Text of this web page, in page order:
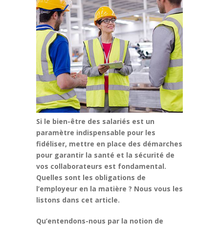
Si le bien-être des salariés est un
paramètre indispensable pour les
fidéliser, mettre en place des démarches
pour garantir la santé et la sécurité de
vos collaborateurs est fondamental.
Quelles sont les obligations de
l’employeur en la matière ? Nous vous les
listons dans cet article.
Qu’entendons-nous par la notion de